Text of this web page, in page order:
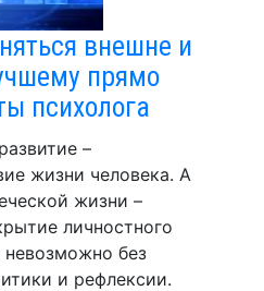
внешне и
прямо
психолога
–
жизни человека. А
жизни –
личностного
невозможно без
и рефлексии.